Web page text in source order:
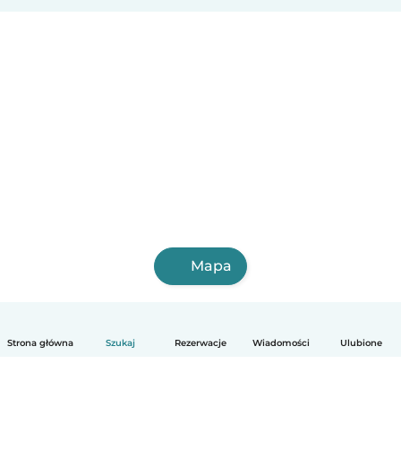
Strona główna Szukaj Rezerwacje Wiadomości Ulubione
Mapa